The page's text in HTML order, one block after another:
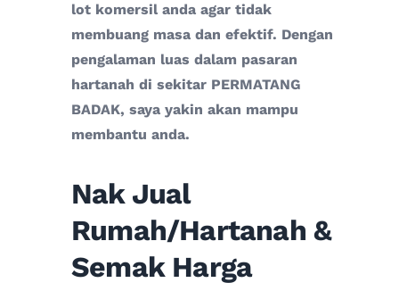
lot komersil anda agar tidak
membuang masa dan efektif. Dengan
pengalaman luas dalam pasaran
hartanah di sekitar PERMATANG
BADAK, saya yakin akan mampu
membantu anda.
Nak Jual
Rumah/Hartanah &
Semak Harga